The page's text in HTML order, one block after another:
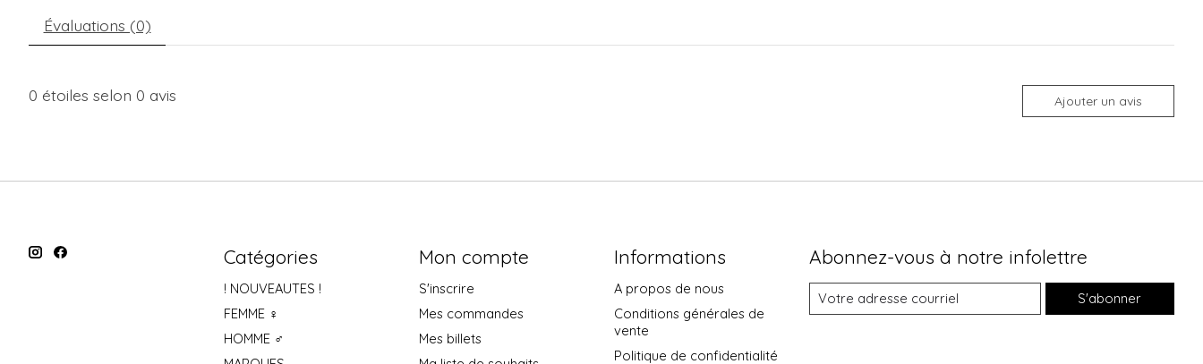
Évaluations (0)
0 étoiles selon 0 avis Ajouter un avis
Catégories
! NOUVEAUTES !
FEMME ♀
HOMME ♂
Mon compte
S'inscrire
Mes commandes
Mes billets
Informations
A propos de nous
Conditions générales de
vente
Politique de confidentialité
Abonnez-vous à notre infolettre
S'abonner